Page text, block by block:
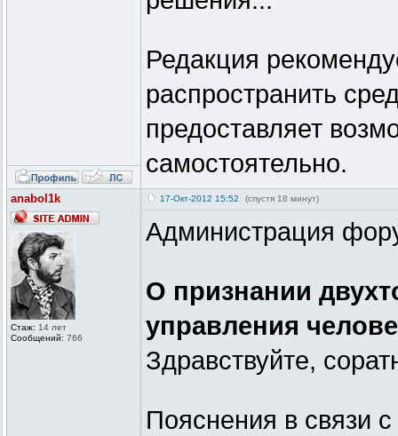
Редакция
распространить
предоставляет
самостоятельно.
anabol1k
Стаж: 14 лет
Сообщений: 766
17-Окт-2012 15:52 (спустя 18 минут)
Администрация
О признании
управления
Здравствуйте,
Пояснения в связи с